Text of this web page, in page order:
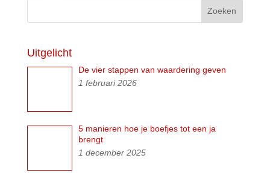
Uitgelicht
De vier stappen van waardering geven
1 februari 2026
5 manieren hoe je boefjes tot een ja
brengt
1 december 2025